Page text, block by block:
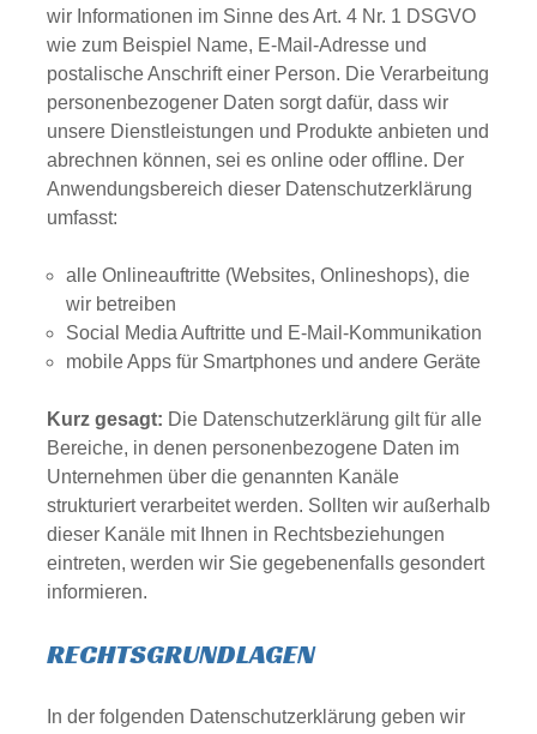
wir Informationen im Sinne des Art. 4 Nr. 1 DSGVO
wie zum Beispiel Name, E-Mail-Adresse und
postalische Anschrift einer Person. Die Verarbeitung
personenbezogener Daten sorgt dafür, dass wir
unsere Dienstleistungen und Produkte anbieten und
abrechnen können, sei es online oder offline. Der
Anwendungsbereich dieser Datenschutzerklärung
umfasst:
alle Onlineauftritte (Websites, Onlineshops), die
wir betreiben
Social Media Auftritte und E-Mail-Kommunikation
mobile Apps für Smartphones und andere Geräte
Kurz gesagt: Die Datenschutzerklärung gilt für alle
Bereiche, in denen personenbezogene Daten im
Unternehmen über die genannten Kanäle
strukturiert verarbeitet werden. Sollten wir außerhalb
dieser Kanäle mit Ihnen in Rechtsbeziehungen
eintreten, werden wir Sie gegebenenfalls gesondert
informieren.
RECHTSGRUNDLAGEN
In der folgenden Datenschutzerklärung geben wir